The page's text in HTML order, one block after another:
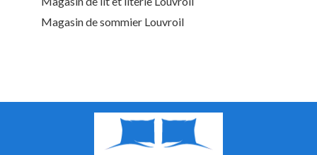
Magasin de sommier Louvroil